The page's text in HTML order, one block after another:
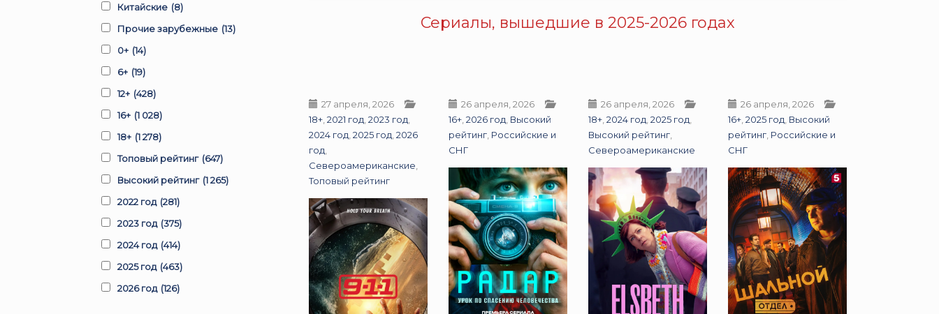
Сериалы, вышедшие в 2025-2026 годах
27 апреля, 2026
18+ ,2021 год ,2023 год
2024 год ,2025 год ,2026
год
Североамериканские
Топовый рейтинг
26 апреля, 2026
16+ ,2026 год Высокий
рейтинг Российские и
СНГ
26 апреля, 2026
18+ ,2024 год ,2025 год
Высокий рейтинг
Североамериканские
26 апреля, 2026
16+ ,2025 год Высокий
рейтинг Российские и
СНГ
Китайские (8)
Прочие зарубежные (13)
0+ (14)
6+ (19)
12+ (428)
16+ (1 028)
18+ (1 278)
Топовый рейтинг (647)
Высокий рейтинг (1 265)
2022 год (281)
2023 год (375)
2024 год (414)
2025 год (463)
2026 год (126)